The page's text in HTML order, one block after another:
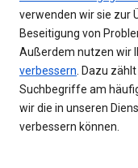
verwenden wir sie zur
Beseitigung von
Außerdem nutzen wir
verbessern . Dazu
Suchbegriffe am
wir die in unseren
verbessern können.